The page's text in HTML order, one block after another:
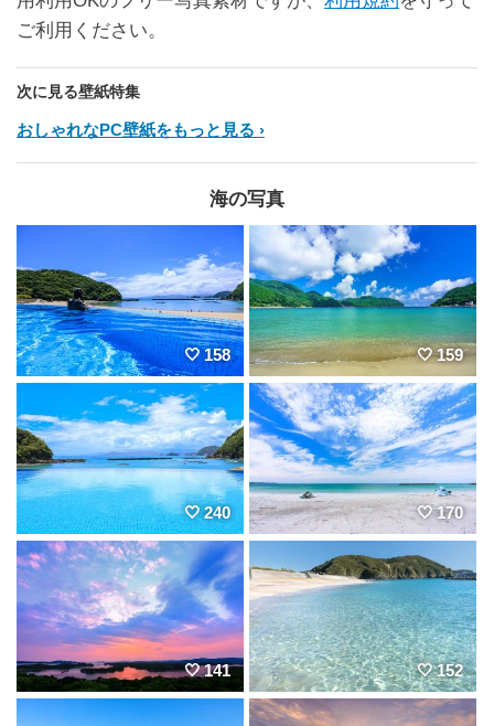
ご利用ください。
次に見る壁紙特集
おしゃれなPC壁紙をもっと見る
海の写真
158 159
240 170
141 152